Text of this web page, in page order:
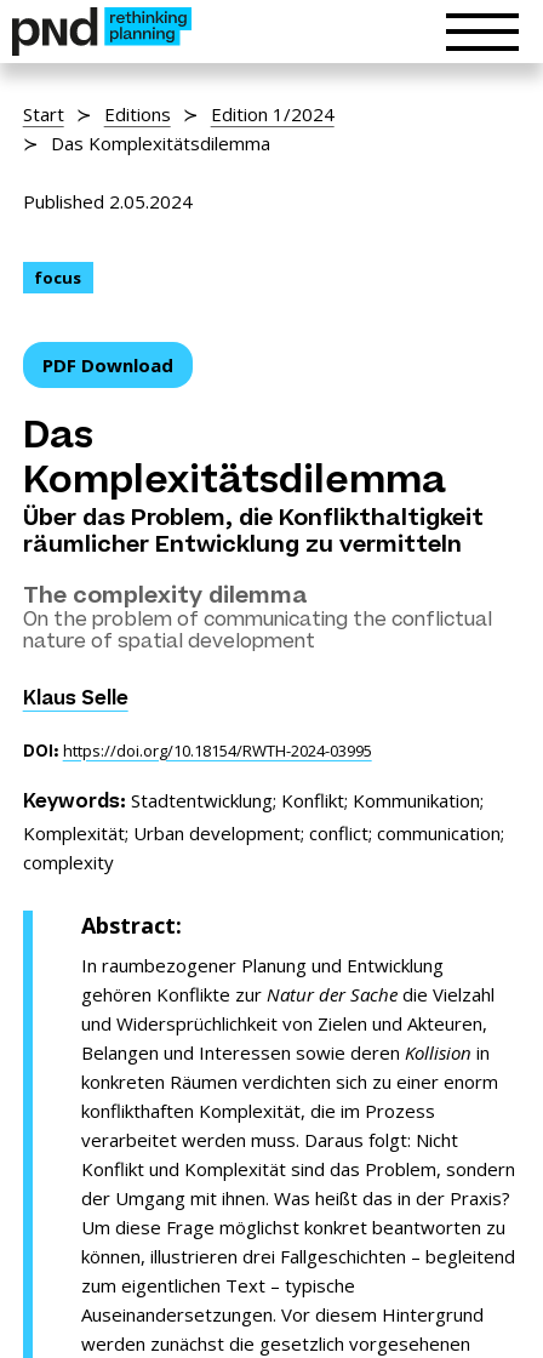
Start Editions
Edition 1/2024
Das Komplexitätsdilemma
Published 2.05.2024
focus
PDF Download
Das
Komplexitätsdilemma
Über das Problem, die Konflikthaltigkeit
räumlicher Entwicklung zu vermitteln
The complexity dilemma
On the problem of communicating the conflictual
nature of spatial development
Klaus Selle
DOI: https://doi.org/10.18154/RWTH-2024-03995
Keywords: Stadtentwicklung; Konflikt; Kommunikation;
Komplexität; Urban development; conflict; communication;
complexity
Abstract:
In raumbezogener Planung und Entwicklung
gehören Konflikte zur Natur der Sachedie Vielzahl
und Widersprüchlichkeit von Zielen und Akteuren,
Belangen und Interessen sowie deren Kollision in
konkreten Räumen verdichten sich zu einer enorm
konflikthaften Komplexität, die im Prozess
verarbeitet werden muss. Daraus folgt: Nicht
Konflikt und Komplexität sind das Problem, sondern
der Umgang mit ihnen. Was heißt das in der Praxis?
Um diese Frage möglichst konkret beantworten zu
können, illustrieren drei Fallgeschichten – begleitend
zum eigentlichen Text – typische
Auseinandersetzungen. Vor diesem Hintergrund
werden zunächst die gesetzlich vorgesehenen